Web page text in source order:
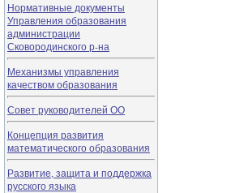
Нормативные документы
Управления образования
администрации
Сковородинского р-на
Механизмы управления
качеством образования
Совет руководителей ОО
Концепция развития
математического образования
Развитие, защита и поддержка
русского языка